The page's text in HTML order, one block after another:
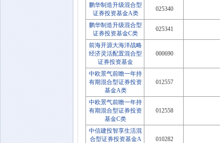
鹏华制造升级混合型
证券投资基金A类
025340
鹏华制造升级混合型
证券投资基金C类
025341
前海开源大海洋战略
经济灵活配置混合型
证券投资基金
000690
中欧景气前瞻一年持
有期混合型证券投资
基金A类
012557
中欧景气前瞻一年持
有期混合型证券投资
基金C类
012558
中信建投智享生活混
合型证券投资基金A
010282